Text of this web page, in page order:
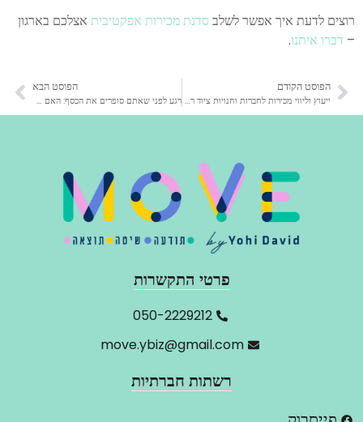
רוצים לדעת איך אפשר לשלבסדנת מכירות אפקטיבית אצלכם בארגון
– דברו איתנו.
הפוסט הקודם
ייעוץ וליווי מכירות לחברות וחנויות ציוד רפואי ביתי
הפוסט הבא
רגע לפני שאתם סופרים את הכסף: האם בדקתם את הערך שמאחורי המכירה?!
פרטי התקשרות
‬050-2229212
move.ybiz@gmail.com
רשתות חברתיות